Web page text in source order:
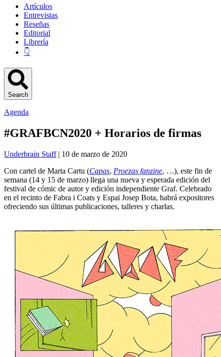
Artículos
Entrevistas
Reseñas
Editorial
Librería
👇
Search
Agenda
#GRAFBCN2020 + Horarios de firmas
Underbrain Staff| 10 de marzo de 2020
Con cartel de Marta Cartu (Capas, Proezas fanzine, …), este fin de
semana (14 y 15 de marzo) llega una nueva y esperada edición del
festival de cómic de autor y edición independiente Graf. Celebrado
en el recinto de Fabra i Coats y Espai Josep Bota, habrá expositores
ofreciendo sus últimas publicaciones, talleres y charlas.